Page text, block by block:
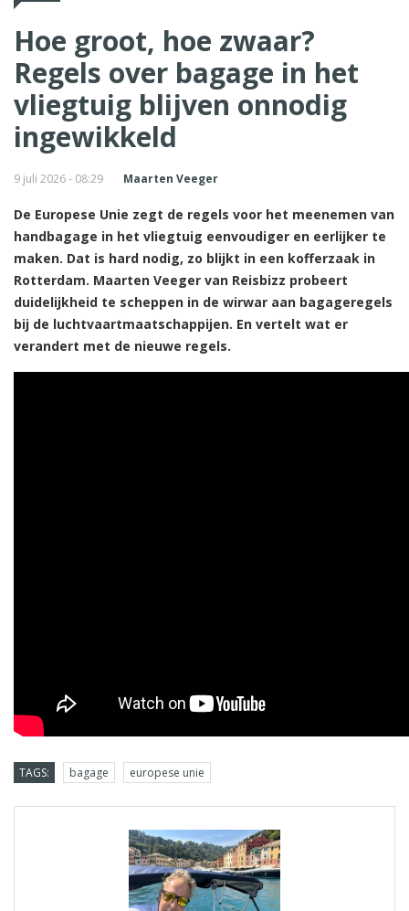
Hoe groot, hoe zwaar?
Regels over bagage in het
vliegtuig blijven onnodig
ingewikkeld
9 juli 2026 - 08:29 Maarten Veeger
De Europese Unie zegt de regels voor het meenemen van
handbagage in het vliegtuig eenvoudiger en eerlijker te
maken. Dat is hard nodig, zo blijkt in een kofferzaak in
Rotterdam. Maarten Veeger van Reisbizz probeert
duidelijkheid te scheppen in de wirwar aan bagageregels
bij de luchtvaartmaatschappijen. En vertelt wat er
verandert met de nieuwe regels.
TAGS: bagage europese unie